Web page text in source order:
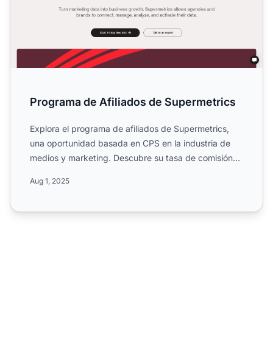
Programa de Afiliados de Supermetrics
Explora el programa de afiliados de Supermetrics,
una oportunidad basada en CPS en la industria de
medios y marketing. Descubre su tasa de comisión
Aug 1, 2025